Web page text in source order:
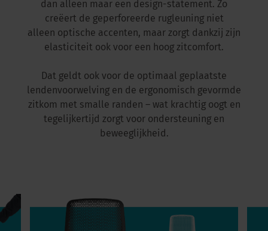
dan alleen maar een design-statement. Zo
creëert de geperforeerde rugleuning niet
alleen optische accenten, maar zorgt dankzij zijn
elasticiteit ook voor een hoog zitcomfort.
Dat geldt ook voor de optimaal geplaatste
lendenvoorwelving en de ergonomisch gevormde
zitkom met smalle randen – wat krachtig oogt en
tegelijkertijd zorgt voor ondersteuning en
beweeglijkheid.